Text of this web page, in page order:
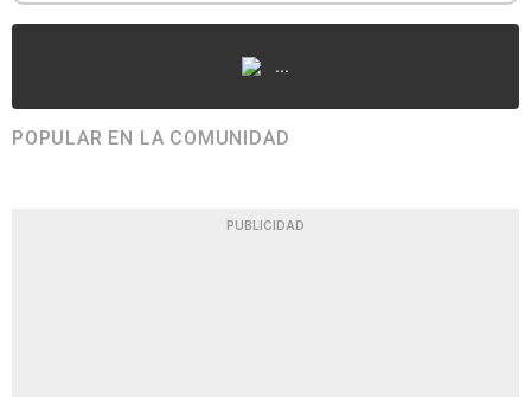
...
POPULAR EN LA COMUNIDAD
PUBLICIDAD